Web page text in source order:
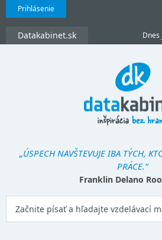
Prihlásenie
Datakabinet.sk Dnes
„ÚSPECH NAVŠTEVUJE IBA TÝCH,
PRÁCE.“
Franklin Delano